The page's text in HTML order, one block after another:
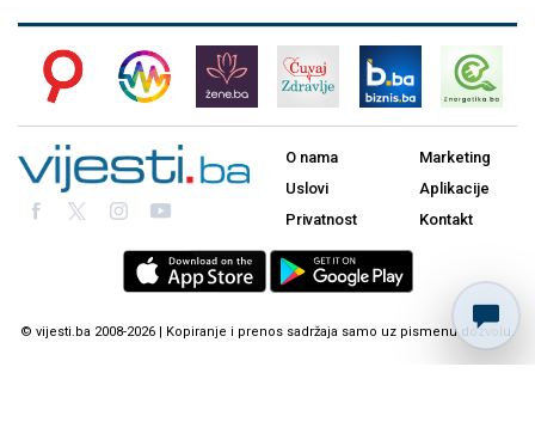
O nama
Uslovi
Privatnost
Marketing
Aplikacije
Kontakt
© vijesti.ba 2008-2026 | Kopiranje i prenos sadržaja samo uz pismenu dozvolu.